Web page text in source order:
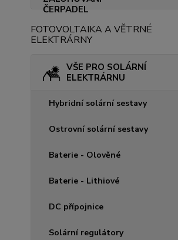
FOTOVOLTAIKA A VĚTRNÉ
ELEKTRÁRNY
VŠE PRO SOLÁRNÍ
ELEKTRÁRNU
Hybridní solární sestavy
Ostrovní solární sestavy
Baterie - Olověné
Baterie - Lithiové
DC přípojnice
Solární regulátory